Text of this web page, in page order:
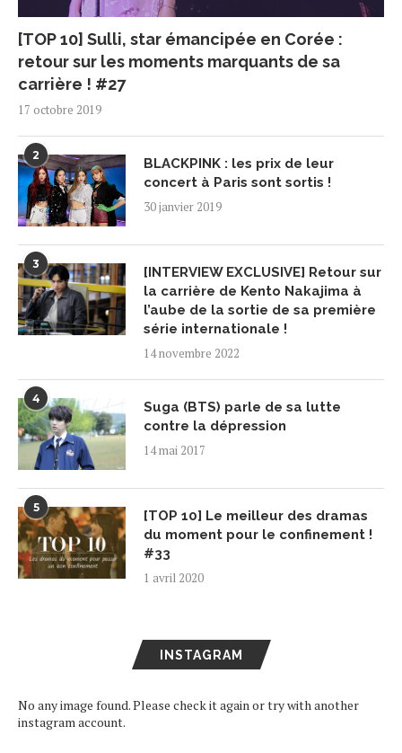
[TOP 10] Sulli, star émancipée en Corée :
retour sur les moments marquants de sa
carrière ! #27
17 octobre 2019
2
BLACKPINK : les prix de leur
concert à Paris sont sortis !
30 janvier 2019
3
[INTERVIEW EXCLUSIVE] Retour sur
la carrière de Kento Nakajima à
l’aube de la sortie de sa première
série internationale !
14 novembre 2022
4
Suga (BTS) parle de sa lutte
contre la dépression
14 mai 2017
5
[TOP 10] Le meilleur des dramas
du moment pour le confinement !
#33
1 avril 2020
INSTAGRAM
No any image found. Please check it again or try with another
instagram account.